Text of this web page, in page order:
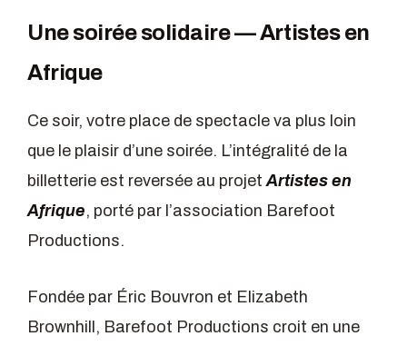
Une soirée solidaire — Artistes en
Afrique
Ce soir, votre place de spectacle va plus loin
que le plaisir d’une soirée. L’intégralité de la
billetterie est reversée au projet Artistes en
Afrique, porté par l’association Barefoot
Productions.
Fondée par Éric Bouvron et Elizabeth
Brownhill, Barefoot Productions croit en une